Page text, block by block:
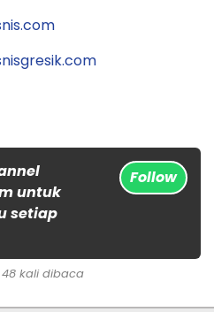
untuk
setiap
Follow
kali dibaca